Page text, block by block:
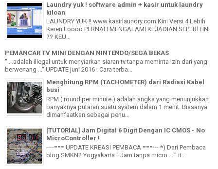
Laundry yuk ! software admin + kasir untuk laundry
kiloan
LAUNDRY YUK !! www.kasirlaundry.com Kini Versi 4 Lebih
Keren Loooo PERNAH MENGALAMI KEJADIAN SEPERTI INI
PEMANCAR TV MINI DENGAN NINTENDO/SEGA BEKAS
" ...adalah illegal untuk menyiarkan siaran tv tanpa meminta izin dari yang
berwenang ..." UPDATE juni 2016 : Cara terba...
Menghitung RPM (TACHOMETER) dari Radiasi Kabel
busi
RPM ( round per minute ) adalah angka yang menunjukkan
banyaknya putaran suatu system dalam 1 menit. Biasanya
dimanfaatkan sebagai penu...
[TUTORIAL] Jam Digital 6 Digit Dengan IC CMOS - No
MicroController !
----=== UPDATE KREASI PEMBACA ===--- *) Dari Pembaca
blog SMKN2 Yogyakarta " Jam tanpa micro ...." it...